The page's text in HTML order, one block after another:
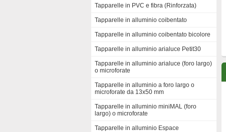
Tapparelle in PVC e fibra (Rinforzata)
Tapparelle in alluminio coibentato
Tapparelle in alluminio coibentato bicolore
Tapparelle in alluminio arialuce Petit30
Tapparelle in alluminio arialuce (foro largo)
o microforate
Tapparelle in alluminio a foro largo o
microforate da 13x50 mm
Tapparelle in alluminio miniMAL (foro
largo) o microforate
Tapparelle in alluminio Espace